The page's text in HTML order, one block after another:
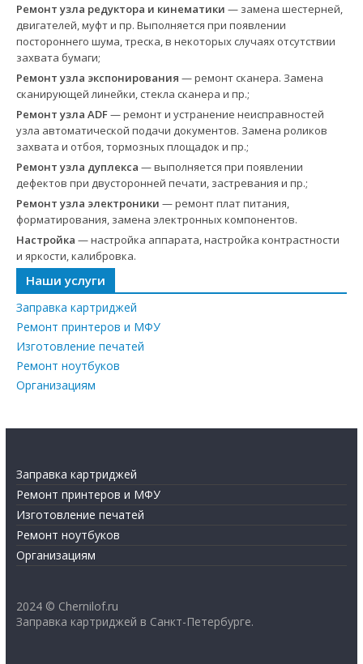
Ремонт узла редуктора и кинематики — замена шестерней,
двигателей, муфт и пр. Выполняется при появлении
постороннего шума, треска, в некоторых случаях отсутствии
захвата бумаги;
Ремонт узла экспонирования — ремонт сканера. Замена
сканирующей линейки, стекла сканера и пр.;
Ремонт узла ADF— ремонт и устранение неисправностей
узла автоматической подачи документов. Замена роликов
захвата и отбоя, тормозных площадок и пр.;
Ремонт узла дуплекса — выполняется при появлении
дефектов при двусторонней печати, застревания и пр.;
Ремонт узла электроники — ремонт плат питания,
форматирования, замена электронных компонентов.
Настройка — настройка аппарата, настройка контрастности
и яркости, калибровка.
Наши услуги
Заправка картриджей
Ремонт принтеров и МФУ
Изготовление печатей
Ремонт ноутбуков
Организациям
Заправка картриджей
Ремонт принтеров и МФУ
Изготовление печатей
Ремонт ноутбуков
Организациям
2024 © Chernilof.ru
Заправка картриджей в Санкт-Петербурге.